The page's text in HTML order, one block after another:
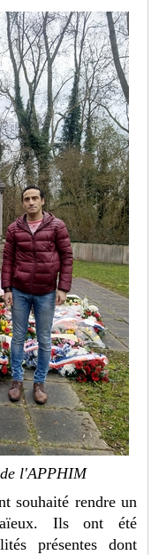
l'APPHIM
souhaité rendre un
Ils ont été
présentes dont